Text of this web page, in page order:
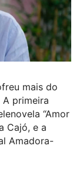
mais do
primeira
“Amor
Cajó, e a
Amadora-